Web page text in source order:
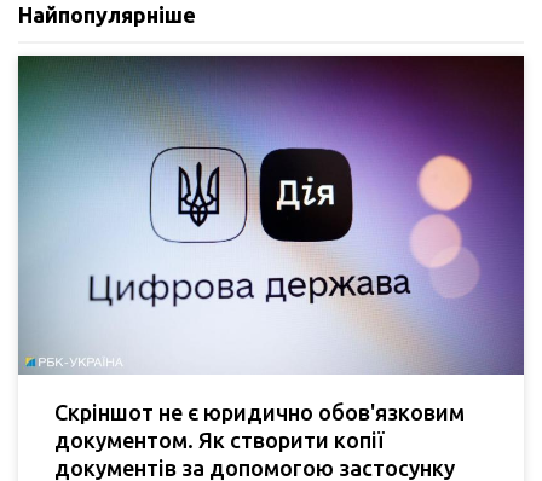
Найпопулярніше
Скріншот не є юридично обов'язковим
документом. Як створити копії
документів за допомогою застосунку